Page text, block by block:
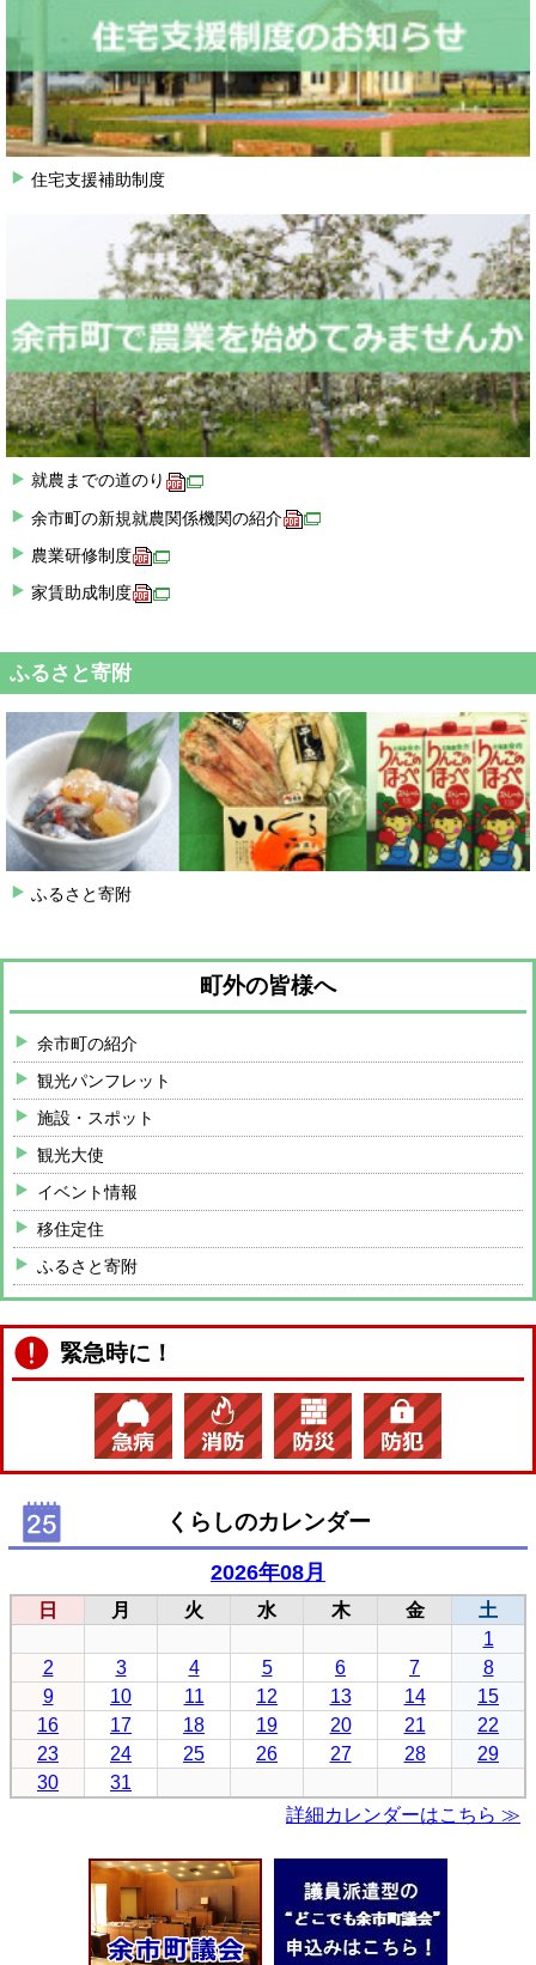
住宅支援補助制度
就農までの道のり
余市町の新規就農関係機関の紹介
農業研修制度
家賃助成制度
ふるさと寄附
ふるさと寄附
町外の皆様へ
余市町の紹介
観光パンフレット
施設・スポット
観光大使
イベント情報
移住定住
ふるさと寄附
緊急時に！
くらしのカレンダー